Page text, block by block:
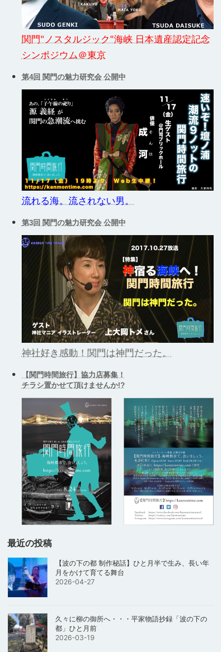
関門"ノスタルジック"海峡 日本遺産認定記念
シンポジウム＠東京
第4回 関門の魅力研究会 公開中
流れる海。流されない男。
第3回 関門の魅力研究会 公開中
神社好き感動！関門は神門だった。
【関門時間旅行】協力店募集！
チラシ置かせて頂けませんか!?
最近の投稿
【波の下の都 制作秘話】ひと月半で生み、長い年
月をかけて育てる舞台
2026-04-27
久々に柳の御所へ・・・平家物語抄録「波の下の
都」ひと月前
2026-03-19